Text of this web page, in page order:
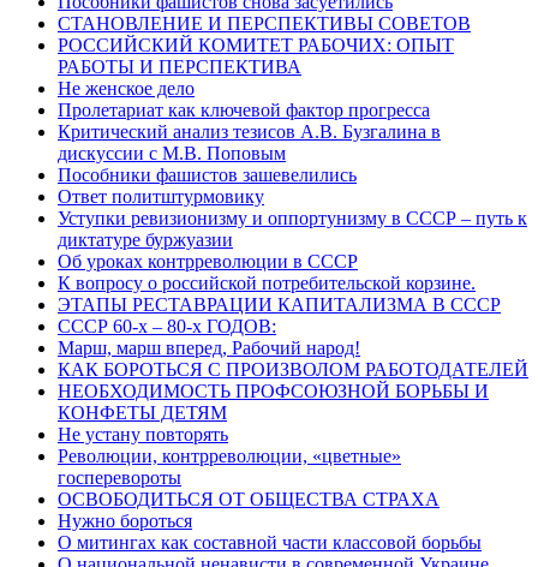
СТАНОВЛЕНИЕ И ПЕРСПЕКТИВЫ СОВЕТОВ
РОССИЙСКИЙ КОМИТЕТ РАБОЧИХ: ОПЫТ
РАБОТЫ И ПЕРСПЕКТИВА
Не женское дело
Пролетариат как ключевой фактор прогресса
Критический анализ тезисов А.В. Бузгалина в
дискуссии с М.В. Поповым
Пособники фашистов зашевелились
Ответ политштурмовику
Уступки ревизионизму и оппортунизму в СССР – путь к
диктатуре буржуазии
Об уроках контрреволюции в СССР
К вопросу о российской потребительской корзине.
ЭТАПЫ РЕСТАВРАЦИИ КАПИТАЛИЗМА В СССР
СССР 60-х – 80-х ГОДОВ:
Марш, марш вперед, Рабочий народ!
КАК БОРОТЬСЯ С ПРОИЗВОЛОМ РАБОТОДАТЕЛЕЙ
НЕОБХОДИМОСТЬ ПРОФСОЮЗНОЙ БОРЬБЫ И
КОНФЕТЫ ДЕТЯМ
Не устану повторять
Революции, контрреволюции, «цветные»
госперевороты
ОСВОБОДИТЬСЯ ОТ ОБЩЕСТВА СТРАХА
Нужно бороться
О митингах как составной части классовой борьбы